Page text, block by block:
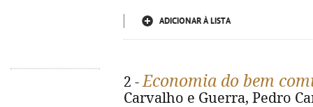
ADICIONAR À LISTA
2 -Economia do bem
Carvalho e Guerra, Pedro